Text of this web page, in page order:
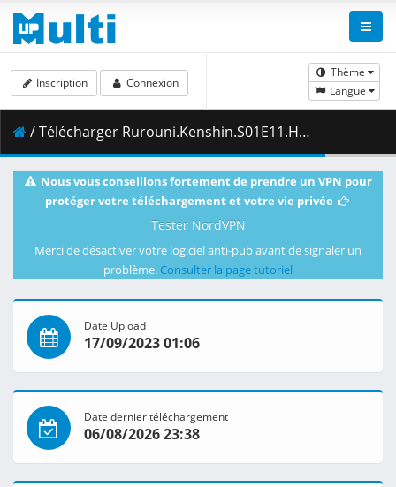
Thème
Langue
Inscription Connexion
/ Télécharger Rurouni.Kenshin.S01E11.Hanya.of.the.Fierce.Shikijo.of.the.Wounds.1080p.AMZN.WEB-DL.DDP2.0.H.264-VARYG.mkv.001 ( 390.56 MB )
Nous vous conseillons fortement de prendre un VPN pour
protéger votre téléchargement et votre vie privée
Tester NordVPN
Merci de désactiver votre logiciel anti-pub avant de signaler un
problème. Consulter la page tutoriel
Date Upload
17/09/2023 01:06
Date dernier téléchargement
06/08/2026 23:38